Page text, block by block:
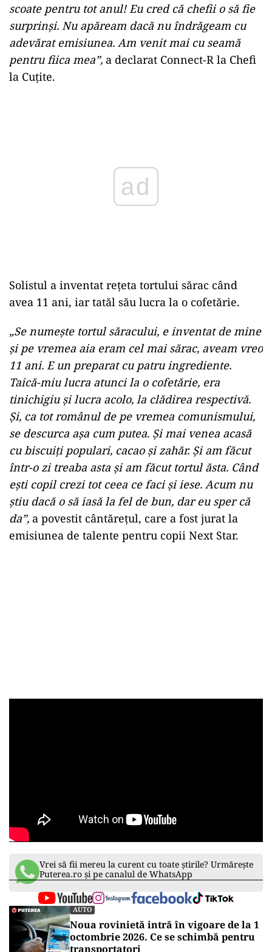
scoate pentru tot anul! Eu cred că chefii o să fie
surprinși. Nu apăream dacă nu îndrăgeam cu
adevărat emisiunea. Am venit mai cu seamă
pentru fiica mea”, a declarat Connect-R la Chefi
la Cuțite.
Solistul a inventat rețeta tortului sărac când
avea 11 ani, iar tatăl său lucra la o cofetărie.
„Se numește tortul săracului, e inventat de mine
și pe vremea aia eram cel mai sărac, aveam vreo
11 ani. E un preparat cu patru ingrediente.
Taică-miu lucra atunci la o cofetărie, era
tinichigiu și lucra acolo, la clădirea respectivă.
Și, ca tot românul de pe vremea comunismului,
se descurca așa cum putea. Și mai venea acasă
cu biscuiți populari, cacao și zahăr. Și am făcut
într-o zi treaba asta și am făcut tortul ăsta. Când
ești copil crezi tot ceea ce faci și iese. Acum nu
știu dacă o să iasă la fel de bun, dar eu sper că
da”, a povestit cântărețul, care a fost jurat la
emisiunea de talente pentru copii Next Star.
Vrei să fii mereu la curent cu toate știrile? Urmărește
Puterea.ro și pe canalul de WhatsApp
AUTO
Noua rovinietă intră în vigoare de la 1
octombrie 2026. Ce se schimbă pentru
transportatori